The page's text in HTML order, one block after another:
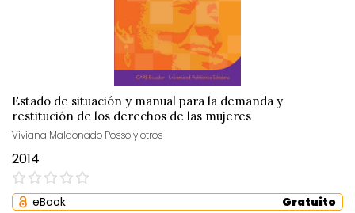
Estado de situación y manual para la demanda y
restitución de los derechos de las mujeres
Viviana Maldonado Posso y otros
2014
0%
eBook
Gratuito